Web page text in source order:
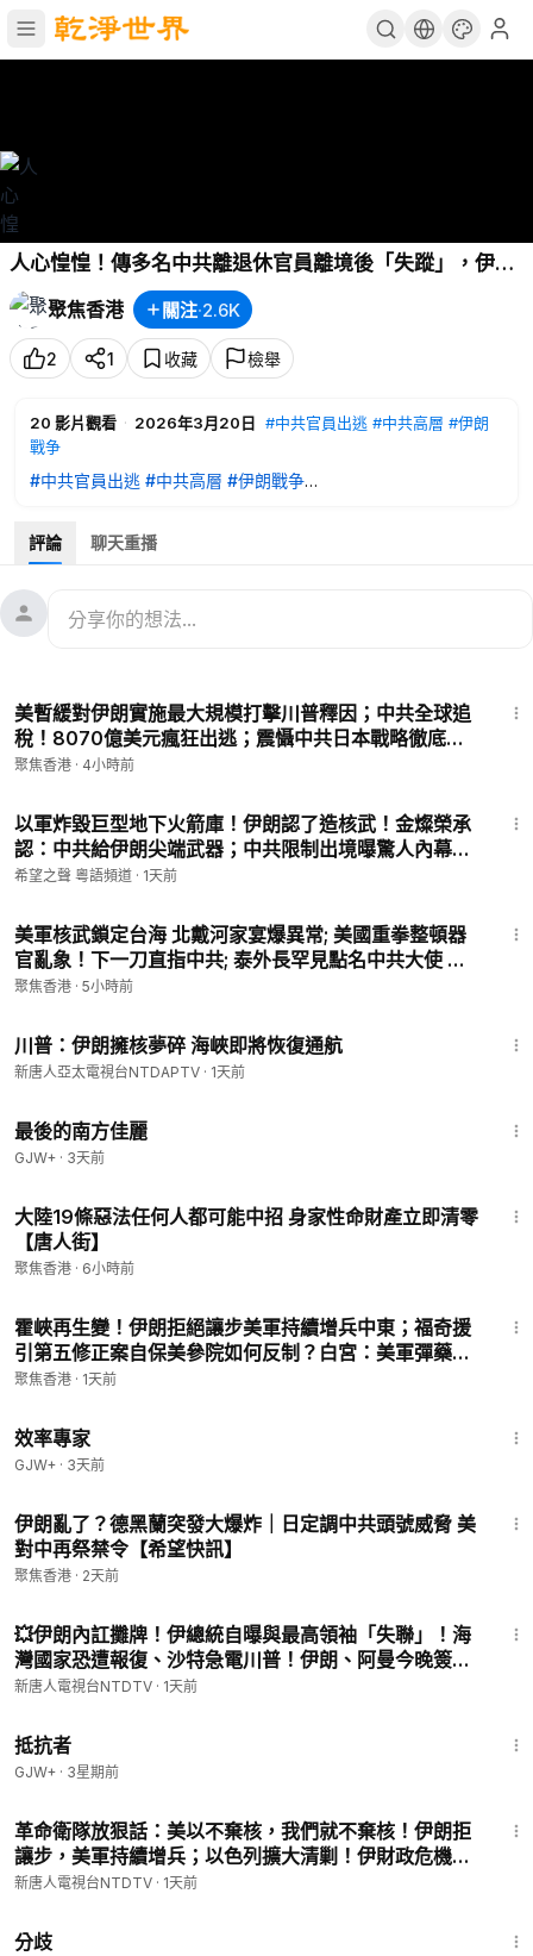
人心惶惶！傳多名中共離退休官員離境後「失蹤」，伊朗
戰争：神的劇本 【新聞深讀】
聚焦香港
關注·2.6K
2 1 收藏 檢舉
20 影片觀看 · 2026年3月20日 #中共官員出逃 #中共高層 #伊朗
戰争
#中共官員出逃 #中共高層 #伊朗戰争
內容提要：
00：09 人心惶惶！傳多名中共離退休官員離境後「失蹤」
可以隨時取消訂閱。
🚗捐車網址 ►https://donatecarsoh.org☎️捐車熱線：855-
578-0088
💟捐助我們 ►https://donorbox.org/soh-tv-2
評論 聊天重播
美暫緩對伊朗實施最大規模打擊川普釋因；中共全球追
稅！8070億美元瘋狂出逃；震懾中共日本戰略徹底變
了！遠程反艦飛彈正式亮劍；丹麥19歲公主服兵役獨自
聚焦香港 · 4小時前
以軍炸毀巨型地下火箭庫！伊朗認了造核武！金燦榮承
認：中共給伊朗尖端武器；中共限制出境曝驚人內幕；
朝鮮導彈部隊秘入俄國【北美快報】
希望之聲 粵語頻道 · 1天前
美軍核武鎖定台海 北戴河家宴爆異常; 美國重拳整頓器
官亂象！下一刀直指中共; 泰外長罕見點名中共大使 鄭
麗文賑災遭小粉紅圍剿【今日新聞】
聚焦香港 · 5小時前
川普：伊朗擁核夢碎 海峽即將恢復通航
新唐人亞太電視台NTDAPTV · 1天前
最後的南方佳麗
GJW+ · 3天前
大陸19條惡法任何人都可能中招 身家性命財產立即清零
【唐人街】
聚焦香港 · 6小時前
霍峽再生變！伊朗拒絕讓步美軍持續增兵中東；福奇援
引第五修正案自保美參院如何反制？白宮：美軍彈藥儲
備充足足以應對全球任務；美國F-1學生簽證數急降中國
聚焦香港 · 1天前
效率專家
GJW+ · 3天前
伊朗亂了？德黑蘭突發大爆炸｜日定調中共頭號威脅 美
對中再祭禁令【希望快訊】
聚焦香港 · 2天前
💥伊朗內訌攤牌！伊總統自曝與最高領袖「失聯」！海
灣國家恐遭報復、沙特急電川普！伊朗、阿曼今晚簽海
峽協議？湖北洪災、城市內澇！中共新規：千億富豪被
新唐人電視台NTDTV · 1天前
抵抗者
GJW+ · 3星期前
革命衛隊放狠話：美以不棄核，我們就不棄核！伊朗拒
讓步，美軍持續增兵；以色列擴大清剿！伊財政危機大
爆發；俄烏擴大無人機戰，普京軍改模仿烏軍；中國暑
新唐人電視台NTDTV · 1天前
分歧